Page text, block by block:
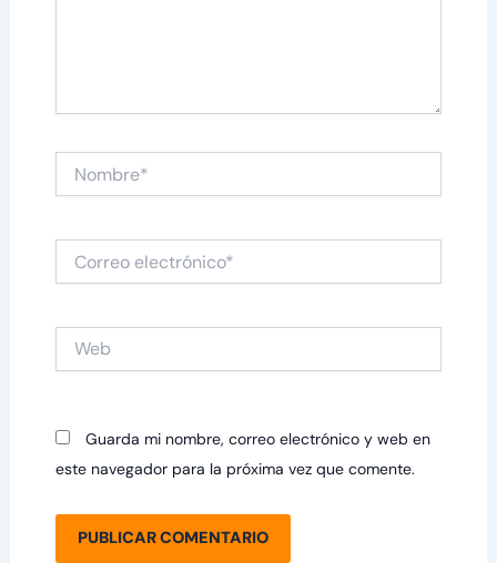
electrónico*
Guarda mi nombre, correo electrónico y web en
este navegador para la próxima vez que comente.